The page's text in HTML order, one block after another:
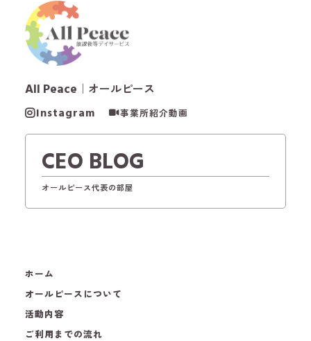
All Peace ｜オールピース
Instagram 事業所紹介動画
CEO BLOG
オールピース代表の部屋
ホーム
オールピースについて
活動内容
ご利用までの流れ